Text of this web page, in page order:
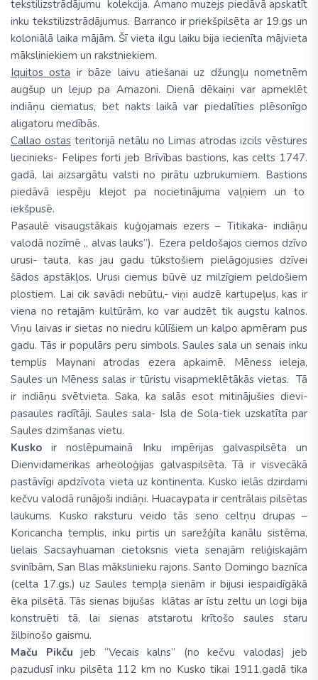
tekstilizstrādājumu kolekcija. Amano muzejs piedāvā apskatīt
inku tekstilizstrādājumus. Barranco ir priekšpilsēta ar 19.gs un
koloniālā laika mājām. Šī vieta ilgu laiku bija iecienīta mājvieta
māksliniekiem un rakstniekiem.
Iquitos osta ir bāze laivu atiešanai uz džungļu nometnēm
augšup un lejup pa Amazoni. Dienā dēkaiņi var apmeklēt
indiāņu ciematus, bet nakts laikā var piedalīties plēsonīgo
aligatoru medībās.
Callao ostasteritorijā netālu no Limas atrodas izcils vēstures
liecinieks- Felipes forti jeb Brīvības bastions, kas celts 1747.
gadā, lai aizsargātu valsti no pirātu uzbrukumiem. Bastions
piedāvā iespēju klejot pa nocietinājuma vaļņiem un to
iekšpusē.
Pasaulē visaugstākais kuģojamais ezers – Titikaka- indiāņu
valodā nozīmē „ alvas lauks”). Ezera peldošajos ciemos dzīvo
urusi- tauta, kas jau gadu tūkstošiem pielāgojusies dzīvei
šādos apstākļos. Urusi ciemus būvē uz milzīgiem peldošiem
plostiem. Lai cik savādi nebūtu,- viņi audzē kartupeļus, kas ir
viena no retajām kultūrām, ko var audzēt tik augstu kalnos.
Viņu laivas ir sietas no niedru kūlīšiem un kalpo apmēram pus
gadu. Tās ir populārs peru simbols. Saules sala un senais inku
templis Maynani atrodas ezera apkaimē. Mēness ieleja,
Saules un Mēness salas ir tūristu visapmeklētākās vietas. Tā
ir indiāņu svētvieta. Saka, ka salās esot mitinājušies dievi-
pasaules radītāji. Saules sala- Isla de Sola-tiek uzskatīta par
Saules dzimšanas vietu.
Kusko ir noslēpumainā Inku impērijas galvaspilsēta un
Dienvidamerikas arheoloģijas galvaspilsēta. Tā ir visvecākā
pastāvīgi apdzīvota vieta uz kontinenta. Kusko ielās dzirdami
kečvu valodā runājoši indiāņi. Huacaypata ir centrālais pilsētas
laukums. Kusko raksturu veido tās seno celtņu drupas –
Koricancha templis, inku pirtis un sarežģīta kanālu sistēma,
lielais Sacsayhuaman cietoksnis vieta senajām reliģiskajām
svinībām, San Blas mākslinieku rajons. Santo Domingo baznīca
(celta 17.gs.) uz Saules tempļa sienām ir bijusi iespaidīgākā
ēka pilsētā. Tās sienas bijušas klātas ar īstu zeltu un logi bija
konstruēti tā, lai sienas atstarotu krītošo saules staru
žilbinošo gaismu.
Maču Pikču jeb “Vecais kalns” (no kečvu valodas) jeb
pazudusī inku pilsēta 112 km no Kusko tikai 1911.gadā tika